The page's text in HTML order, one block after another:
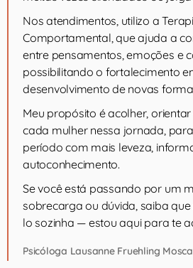
Nos atendimentos, utilizo a
Comportamental, que ajuda a
entre pensamentos, emoções e
possibilitando o fortalecimento
desenvolvimento de novas
Meu propósito é acolher,
cada mulher nessa jornada,
período com mais leveza,
autoconhecimento.
Se você está passando por um
sobrecarga ou dúvida, saiba
lo sozinha — estou aqui para te
Psicóloga Lausanne Fruehling